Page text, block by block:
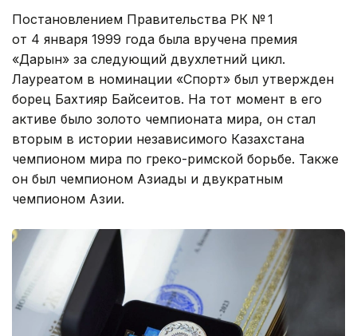
Постановлением Правительства РК № 1
от 4 января 1999 года была вручена премия
«Дарын» за следующий двухлетний цикл.
Лауреатом в номинации «Спорт» был утвержден
борец Бахтияр Байсеитов. На тот момент в его
активе было золото чемпионата мира, он стал
вторым в истории независимого Казахстана
чемпионом мира по греко-римской борьбе. Также
он был чемпионом Азиады и двукратным
чемпионом Азии.